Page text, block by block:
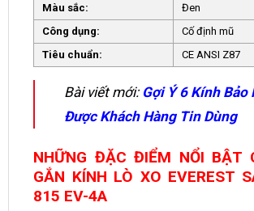
Màu sắc:
Đen
Công dụng:
Cố định mũ
Tiêu chuẩn:
CE ANSI Z87
Bài viết mới: Gợi Ý 6 Kính Bảo
Được Khách Hàng Tin Dùng
NHỮNG ĐẶC ĐIỂM NỔI BẬT
GẮN KÍNH LÒ XO EVEREST
815 EV-4A